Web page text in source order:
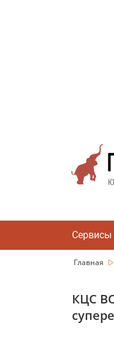
Сервисы
Главная
КЦС